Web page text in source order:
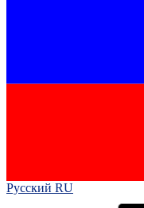
Русский RU‎